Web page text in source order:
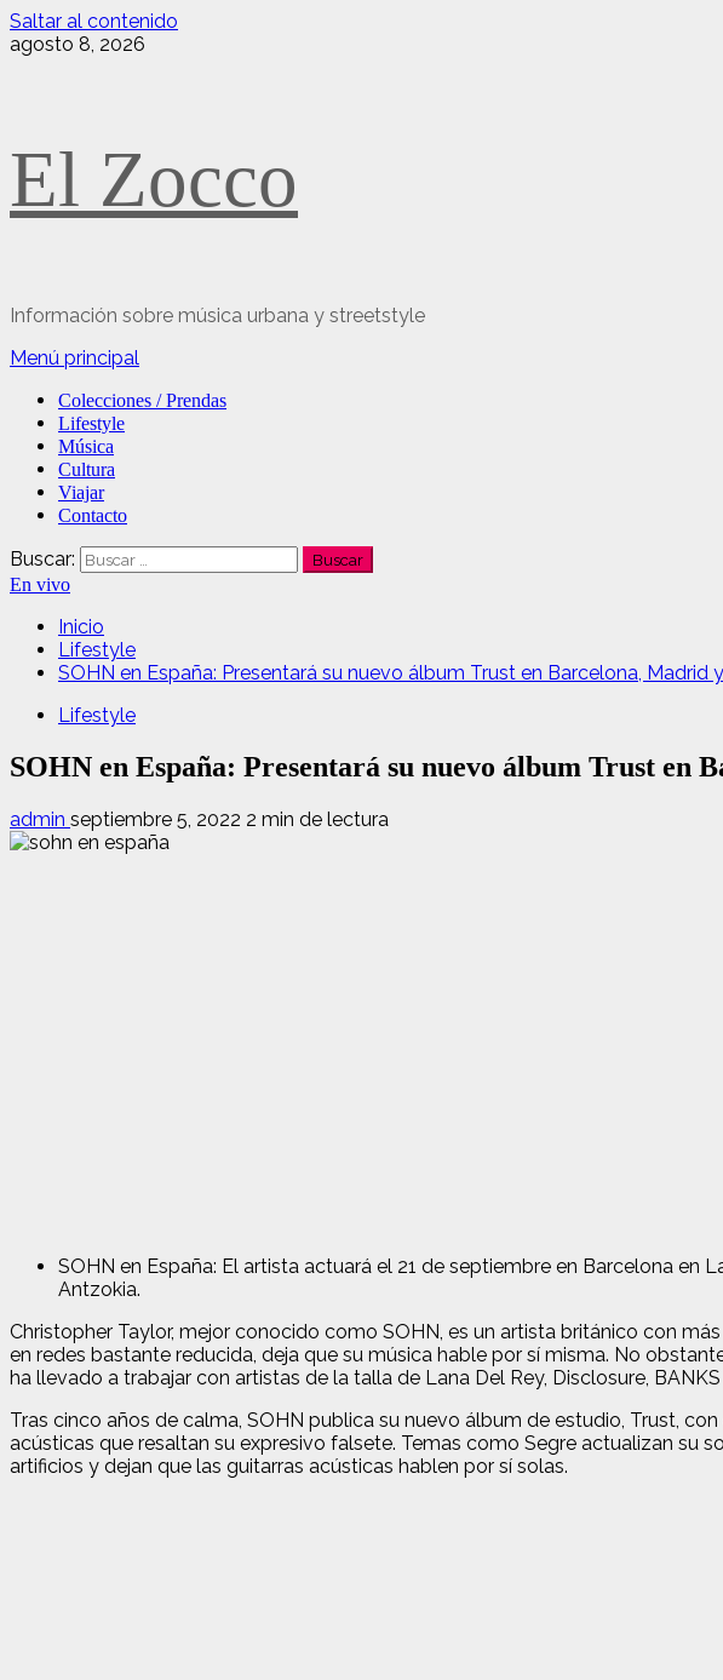
Saltar al contenido
agosto 8, 2026
El Zocco
Información sobre música urbana y streetstyle
Menú principal
Colecciones / Prendas
Lifestyle
Música
Cultura
Viajar
Contacto
Buscar:
En vivo
Inicio
Lifestyle
SOHN en España: Presentará su nuevo álbum Trust en Barcelona, Madrid
Lifestyle
SOHN en España: Presentará su nuevo álbum Trust en
admin septiembre 5, 2022 2 min de lectura
SOHN en España: El artista actuará el 21 de septiembre en Barcelona
Antzokia.
Christopher Taylor, mejor conocido como SOHN, es un artista británico con
en redes bastante reducida, deja que su música hable por sí misma. No
ha llevado a trabajar con artistas de la talla de Lana Del Rey, Disclosure,
Tras cinco años de calma, SOHN publica su nuevo álbum de estudio, Trust,
acústicas que resaltan su expresivo falsete. Temas como Segre actualizan su
artificios y dejan que las guitarras acústicas hablen por sí solas.